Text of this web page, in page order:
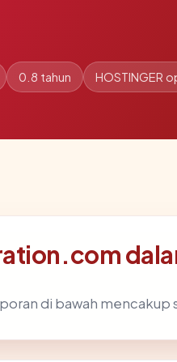
0.8 tahun HOSTINGER
di bawah